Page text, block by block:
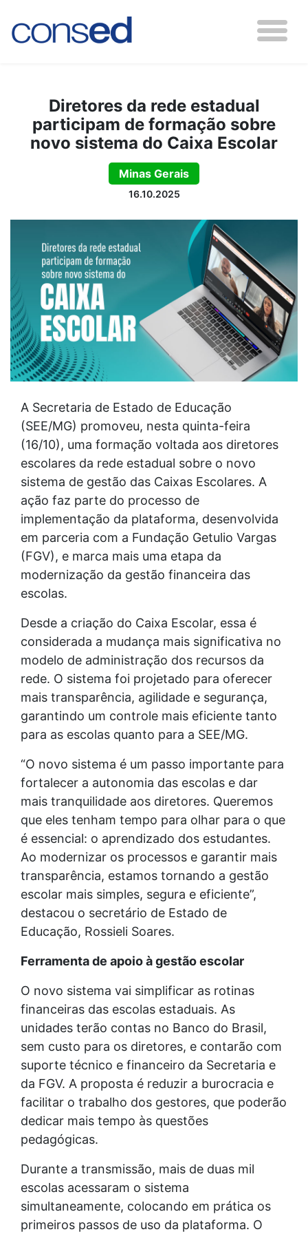
Diretores da rede estadual
participam de formação sobre
novo sistema do Caixa Escolar
Minas Gerais
16.10.2025
A Secretaria de Estado de Educação
(SEE/MG) promoveu, nesta quinta-feira
(16/10), uma formação voltada aos diretores
escolares da rede estadual sobre o novo
sistema de gestão das Caixas Escolares. A
ação faz parte do processo de
implementação da plataforma, desenvolvida
em parceria com a Fundação Getulio Vargas
(FGV), e marca mais uma etapa da
modernização da gestão financeira das
escolas.
Desde a criação do Caixa Escolar, essa é
considerada a mudança mais significativa no
modelo de administração dos recursos da
rede. O sistema foi projetado para oferecer
mais transparência, agilidade e segurança,
garantindo um controle mais eficiente tanto
para as escolas quanto para a SEE/MG.
“O novo sistema é um passo importante para
fortalecer a autonomia das escolas e dar
mais tranquilidade aos diretores. Queremos
que eles tenham tempo para olhar para o que
é essencial: o aprendizado dos estudantes.
Ao modernizar os processos e garantir mais
transparência, estamos tornando a gestão
escolar mais simples, segura e eficiente”,
destacou o secretário de Estado de
Educação, Rossieli Soares.
Ferramenta de apoio à gestão escolar
O novo sistema vai simplificar as rotinas
financeiras das escolas estaduais. As
unidades terão contas no Banco do Brasil,
sem custo para os diretores, e contarão com
suporte técnico e financeiro da Secretaria e
da FGV. A proposta é reduzir a burocracia e
facilitar o trabalho dos gestores, que poderão
dedicar mais tempo às questões
pedagógicas.
Durante a transmissão, mais de duas mil
escolas acessaram o sistema
simultaneamente, colocando em prática os
primeiros passos de uso da plataforma. O